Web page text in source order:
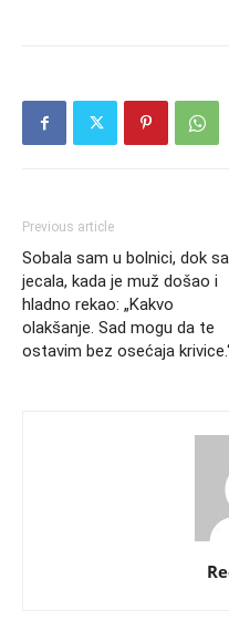
Previous article
Sobala sam u bolnici, dok
jecala, kada je muž došao i
hladno rekao: „Kakvo
olakšanje. Sad mogu da te
ostavim bez osećaja